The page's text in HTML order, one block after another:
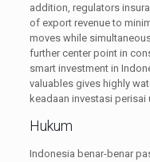
addition, regulators
of export revenue to
moves while
further center point in
smart investment in
valuables gives highly
keadaan investasi
Hukum
Indonesia benar-benar